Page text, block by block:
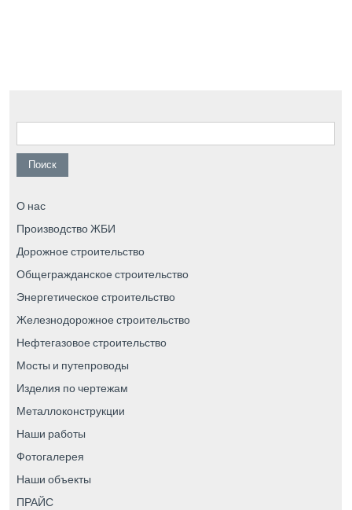
Найти:
О нас
Производство ЖБИ
Дорожное строительство
Общегражданское строительство
Энергетическое строительство
Железнодорожное строительство
Нефтегазовое строительство
Мосты и путепроводы
Изделия по чертежам
Металлоконструкции
Наши работы
Фотогалерея
Наши объекты
ПРАЙС